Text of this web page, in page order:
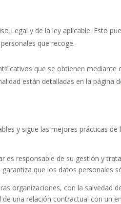
Legal y de la ley aplicable. Esto
que recoge.
que se obtienen mediante
están detalladas en la página
y sigue las mejores prácticas
responsable de su gestión y
que los datos personales
organizaciones, con la salvedad
una relación contractual con un